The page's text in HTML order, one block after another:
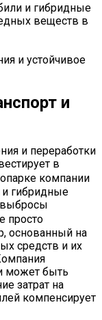
и гибридные
веществ в
и
и переработки
в
компании
и гибридные
выбросы
просто
основанный на
средств и их
может быть
затрат на
компенсирует